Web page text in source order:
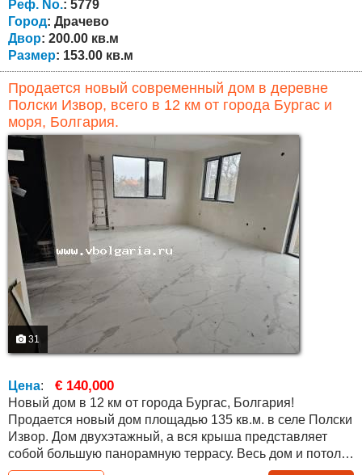
Реф. No.: 5779
Город: Драчево
Двор: 200.00 кв.м
Размер: 153.00 кв.м
Продается новый современный дом в деревне
Полски Извор, всего в 12 км от города Бургас и
моря, Болгария.
31
Цена: € 140,000
Новый дом в 12 км от города Бургас, Болгария!
Продается новый дом площадью 135 кв.м. в селе Полски
Извор. Дом двухэтажный, а вся крыша представляет
собой большую панорамную террасу. Весь дом и потолки
утеплены, а снаружи везде уложена плитка. На первом